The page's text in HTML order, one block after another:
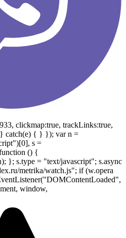
clickmap:true, trackLinks:true,
catch(e) { } }); var n =
s =
() {
}; s.type = "text/javascript"; s.async
metrika/watch.js"; if (w.opera
window,